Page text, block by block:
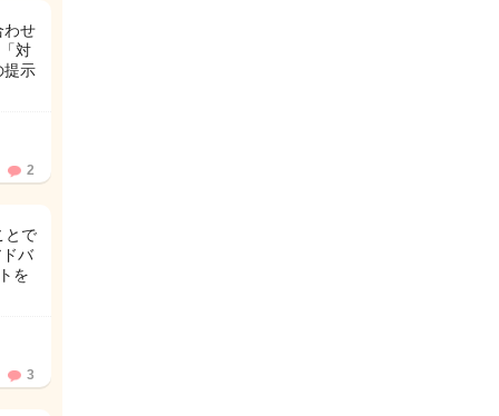
わせ
対
提示
2
とで
バ
を
3